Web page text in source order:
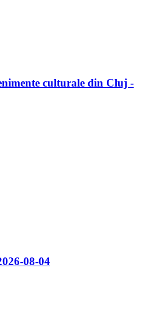
culturale din Cluj -
08-04